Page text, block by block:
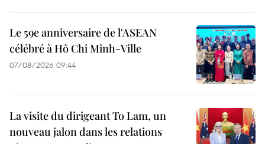
Le 59e anniversaire de l'ASEAN
célébré à Hô Chi Minh-Ville
07/08/2026 09:44
La visite du dirigeant To Lam, un
nouveau jalon dans les relations